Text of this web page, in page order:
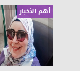
أهم الأخبار